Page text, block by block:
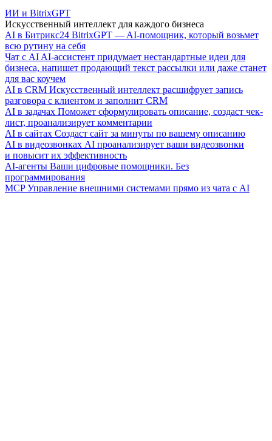
ИИ и BitrixGPT
Искусственный интеллект для каждого бизнеса
AI в Битрикс24 BitrixGPT — AI-помощник, который возьмет
всю рутину на себя
Чат с AI AI-ассистент придумает нестандартные идеи для
бизнеса, напишет продающий текст рассылки или даже станет
для вас коучем
AI в CRM Искусственный интеллект расшифрует запись
разговора с клиентом и заполнит CRM
AI в задачах Поможет сформулировать описание, создаст чек-
лист, проанализирует комментарии
AI в сайтах Создаст сайт за минуты по вашему описанию
AI в видеозвонках AI проанализирует ваши видеозвонки
и повысит их эффективность
AI-агенты Ваши цифровые помощники. Без
программирования
MCP Управление внешними системами прямо из чата с AI